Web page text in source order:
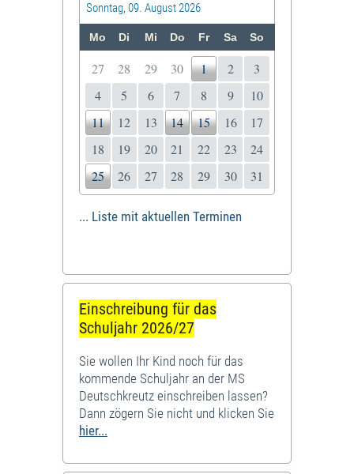
Sonntag, 09. August 2026
Mo Di Mi Do Fr Sa So
27 28 29 30 1 2
3
4
5 6 7 8 9
10
11
12 13 14 15 16
17
18
19 20 21 22 23
24
25
26 27 28 29 30 31
... Liste mit aktuellen Terminen
Einschreibung für das
Schuljahr 2026/27
Sie wollen Ihr Kind noch für das
kommende Schuljahr an der MS
Deutschkreutz einschreiben lassen?
Dann zögern Sie nicht und klicken Sie
hier...